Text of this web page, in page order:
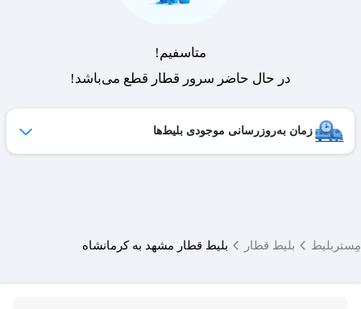
زمان به‌روزرسانی موجودی بلیط‌ها
متاسفیم!
در حال حاضر سرور قطار قطع می‌باشد!
مِستربلیط بلیط قطار بلیط قطار مشهد به کرمانشاه